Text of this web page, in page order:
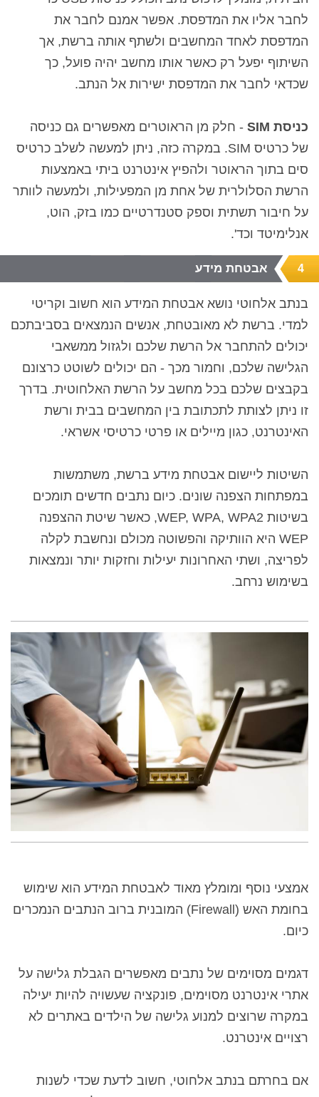
לחבר אליו את המדפסת. אפשר אמנם לחבר את
המדפסת לאחד המחשבים ולשתף אותה ברשת, אך
השיתוף יפעל רק כאשר אותו מחשב יהיה פועל, כך
שכדאי לחבר את המדפסת ישירות אל הנתב.
כניסת SIM
- חלק מן הראוטרים מאפשרים גם כניסה
של כרטיס SIM. במקרה כזה, ניתן למעשה לשלב כרטיס
סים בתוך הראוטר ולהפיץ אינטרנט ביתי באמצעות
הרשת הסלולרית של אחת מן המפעילות, ולמעשה לוותר
על חיבור תשתית וספק סטנדרטיים כמו בזק, הוט,
אנלימיטד וכד'.
4 אבטחת מידע
בנתב אלחוטי נושא אבטחת המידע הוא חשוב וקריטי
למדי. ברשת לא מאובטחת, אנשים הנמצאים בסביבתכם
יכולים להתחבר אל הרשת שלכם ולגזול ממשאבי
הגלישה שלכם, וחמור מכך - הם יכולים לשוטט כרצונם
בקבצים שלכם בכל מחשב על הרשת האלחוטית. בדרך
זו ניתן לצותת לתכתובת בין המחשבים בבית ורשת
האינטרנט, כגון מיילים או פרטי כרטיסי אשראי.
השיטות ליישום אבטחת מידע ברשת, משתמשות
במפתחות הצפנה שונים. כיום נתבים חדשים תומכים
בשיטות
WEP, WPA, WPA2
, כאשר שיטת ההצפנה
WEP היא הוותיקה והפשוטה מכולם ונחשבת לקלה
לפריצה, ושתי האחרונות יעילות וחזקות יותר ונמצאות
בשימוש נרחב.
אמצעי נוסף ומומלץ מאוד לאבטחת המידע הוא שימוש
בחומת האש (Firewall) המובנית ברוב הנתבים הנמכרים
כיום.
דגמים מסוימים של נתבים מאפשרים הגבלת גלישה על
אתרי אינטרנט מסוימים, פונקציה שעשויה להיות יעילה
במקרה שרוצים למנוע גלישה של הילדים באתרים לא
רצויים אינטרנט.
אם בחרתם בנתב אלחוטי, חשוב לדעת שכדי לשנות